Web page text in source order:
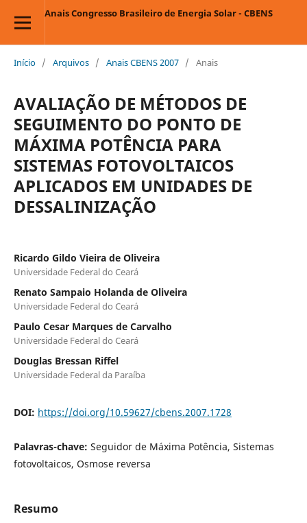
Anais Congresso Brasileiro de Energia Solar - CBENS
Início / Arquivos / Anais CBENS 2007 / Anais
AVALIAÇÃO DE MÉTODOS DE
SEGUIMENTO DO PONTO DE
MÁXIMA POTÊNCIA PARA
SISTEMAS FOTOVOLTAICOS
APLICADOS EM UNIDADES DE
DESSALINIZAÇÃO
Ricardo Gildo Vieira de Oliveira
Universidade Federal do Ceará
Renato Sampaio Holanda de Oliveira
Universidade Federal do Ceará
Paulo Cesar Marques de Carvalho
Universidade Federal do Ceará
Douglas Bressan Riffel
Universidade Federal da Paraíba
DOI: https://doi.org/10.59627/cbens.2007.1728
Palavras-chave: Seguidor de Máxima Potência, Sistemas
fotovoltaicos, Osmose reversa
Resumo